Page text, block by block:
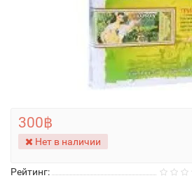
Рейтинг:
300฿
Нет в наличии